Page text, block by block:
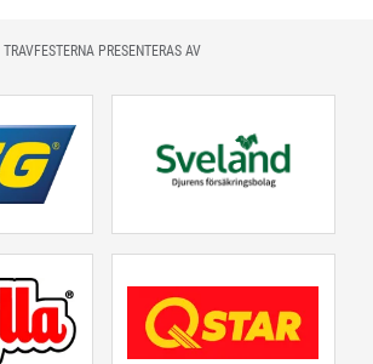
TRAVFESTERNA PRESENTERAS AV